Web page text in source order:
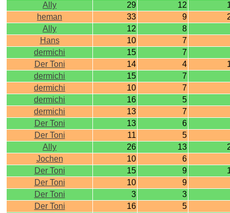
Ally
29 12
heman
33 9
Ally
12
8
Hans
10
7
dermichi
15
7
Der Toni
14 4
dermichi
15
7
dermichi
10
7
dermichi
16
5
dermichi
13
7
Der Toni
13
6
Der Toni
11
5
Ally
26 13
Jochen
10
6
Der Toni
15 9
Der Toni
10
9
Der Toni
3
3
Der Toni
16
5